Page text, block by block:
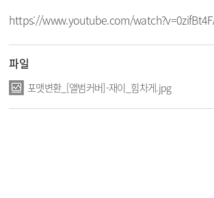
https://www.youtube.com/
파일
포맷변환_[앨범커버]-재이_힘차게.jpg